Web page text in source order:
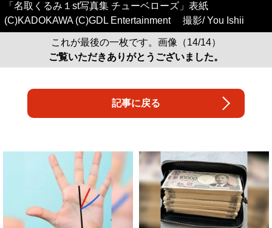
「名取くるみ１st写真集 チューベローズ」表紙
(C)KADOKAWA (C)GDL Entertainment 撮影/ You Ishii
これが最後の一枚です。画像（14/14）
ご覧いただきありがとうございました。
記事に戻る